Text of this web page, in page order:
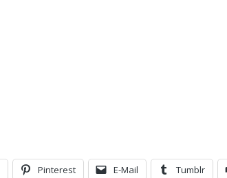
Pinterest E-Mail Tumblr